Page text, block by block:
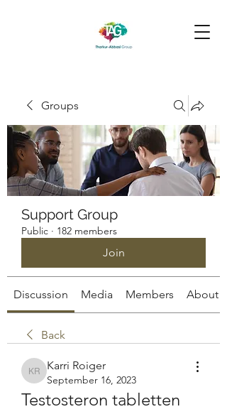
Groups
Support Group
Public · 182 members
Join
Discussion Media Members About
Back
Karri Roiger
Karri Roiger
September 16, 2023
Testosteron tabletten